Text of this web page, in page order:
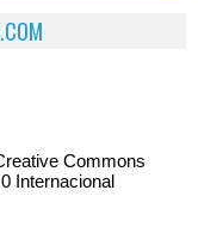
Commons
Internacional